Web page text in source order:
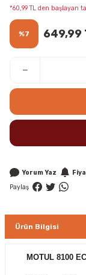
*60,99 TL den başlayan
%7 649,99
Yorum Yaz
Paylaş
Ürün Bilgisi
MOTUL 8100